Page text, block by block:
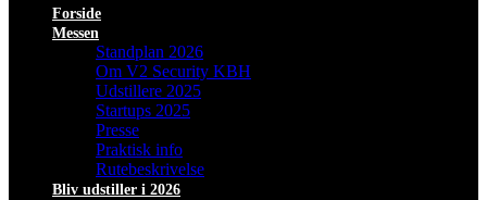
Forside
Messen
Standplan 2026
Om V2 Security KBH
Udstillere 2025
Startups 2025
Presse
Praktisk info
Rutebeskrivelse
Bliv udstiller i 2026